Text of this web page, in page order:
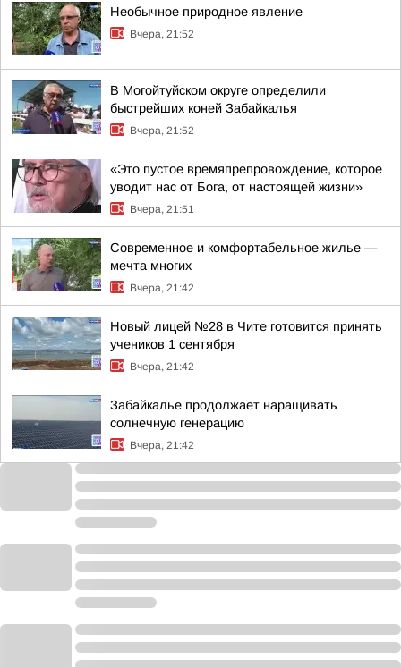
Необычное природное явление
Вчера, 21:52
В Могойтуйском округе определили
быстрейших коней Забайкалья
Вчера, 21:52
«Это пустое времяпрепровождение, которое
уводит нас от Бога, от настоящей жизни»
Вчера, 21:51
Современное и комфортабельное жилье —
мечта многих
Вчера, 21:42
Новый лицей №28 в Чите готовится принять
учеников 1 сентября
Вчера, 21:42
Забайкалье продолжает наращивать
солнечную генерацию
Вчера, 21:42